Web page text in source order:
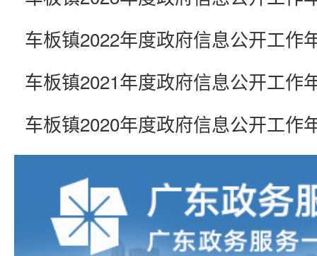
车板镇2022年度政府信息公开工作
车板镇2021年度政府信息公开工作
车板镇2020年度政府信息公开工作